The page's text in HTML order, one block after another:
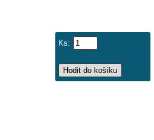
Ks: